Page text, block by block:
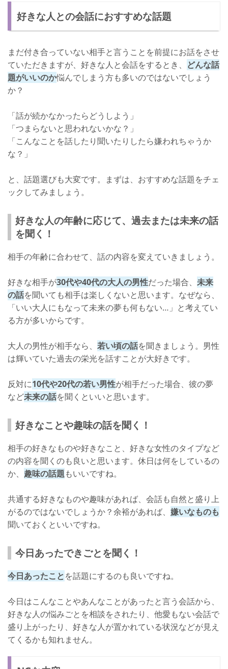
好きな人との会話におすすめな話題
まだ付き合っていない相手と言うことを前提にお話をさせ
ていただきますが、好きな人と会話をするとき、 どんな話
題がいいのか悩んでしまう方も多いのではないでしょう
か？
「話が続かなかったらどうしよう」
「つまらないと思われないかな？」
「こんなことを話したり聞いたりしたら嫌われちゃうか
な？」
と、話題選びも大変です。まずは、おすすめな話題をチェ
ックしてみましょう。
好きな人の年齢に応じて、過去または未来の話
を聞く！
相手の年齢に合わせて、話の内容を変えていきましょう。
好きな相手が30代や40代の大人の男性だった場合、 未来
の話を聞いても相手は楽しくないと思います。なぜなら、
「いい大人にもなって未来の夢も何もない…」と考えてい
る方が多いからです。
大人の男性が相手なら、 若い頃の話を聞きましょう。男性
は輝いていた過去の栄光を話すことが大好きです。
反対に10代や20代の若い男性が相手だった場合、彼の夢
など未来の話を聞くといいと思います。
好きなことや趣味の話を聞く！
相手の好きなものや好きなこと、好きな女性のタイプなど
の内容を聞くのも良いと思います。休日は何をしているの
か、 趣味の話題もいいですね。
共通する好きなものや趣味があれば、会話も自然と盛り上
がるのではないでしょうか？余裕があれば、 嫌いなものも
聞いておくといいですね。
今日あったできごとを聞く！
今日あったことを話題にするのも良いですね。
今日はこんなことやあんなことがあったと言う会話から、
好きな人の悩みごとを相談をされたり、他愛もない会話で
盛り上がったり、好きな人が置かれている状況などが見え
てくるかも知れません。